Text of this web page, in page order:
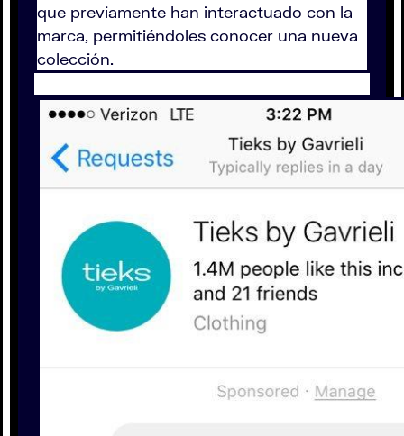
que previamente han interactuado con la
marca, permitiéndoles conocer una nueva
colección.